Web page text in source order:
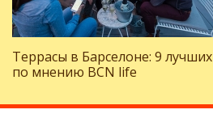
Террасы в Барселоне: 9 лучших
по мнению BCN life